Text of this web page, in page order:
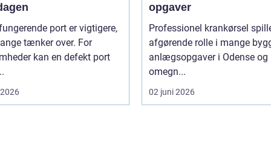
port er vigtigere,
tænker over. For
kan en defekt port
opgaver
Professionel krankørsel
afgørende rolle i mange
anlægsopgaver i Odense og
omegn...
02 juni 2026